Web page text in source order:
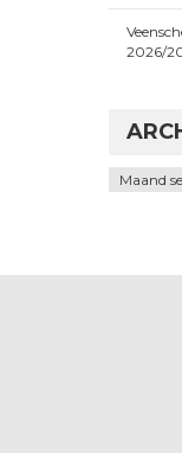
2026/
Archief